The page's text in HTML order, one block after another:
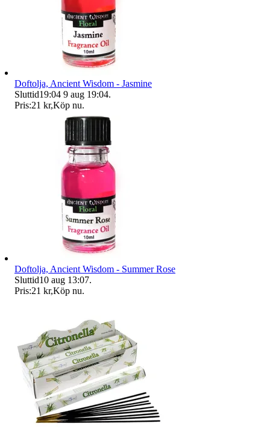
Doftolja, Ancient Wisdom - Jasmine
Sluttid19:04 9 aug 19:04.
Pris:21 kr,Köp nu.
Doftolja, Ancient Wisdom - Summer Rose
Sluttid10 aug 13:07.
Pris:21 kr,Köp nu.